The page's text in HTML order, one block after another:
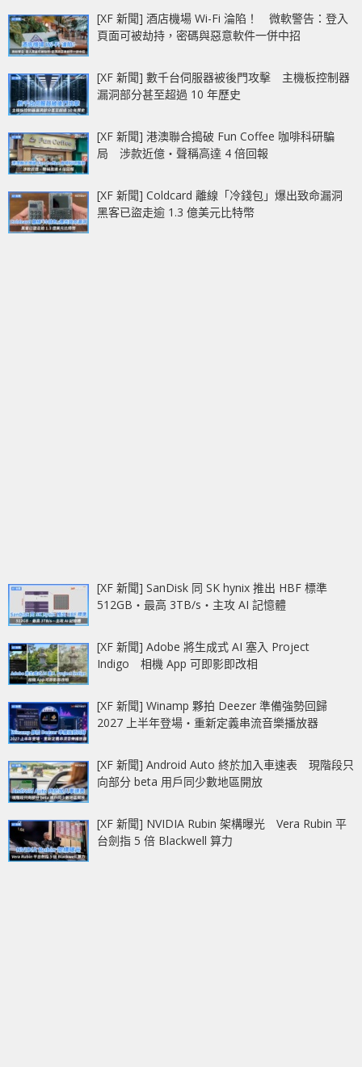
[XF 新聞] 酒店機場 Wi-Fi 淪陷！ 微軟警告：登入
頁面可被劫持，密碼與惡意軟件一併中招
[XF 新聞] 數千台伺服器被後門攻擊 主機板控制器
漏洞部分甚至超過 10 年歷史
[XF 新聞] 港澳聯合搗破 Fun Coffee 咖啡科研騙
局 涉款近億‧聲稱高達 4 倍回報
[XF 新聞] Coldcard 離線「冷錢包」爆出致命漏洞
黑客已盜走逾 1.3 億美元比特幣
[XF 新聞] SanDisk 同 SK hynix 推出 HBF 標準
512GB‧最高 3TB/s‧主攻 AI 記憶體
[XF 新聞] Adobe 將生成式 AI 塞入 Project
Indigo 相機 App 可即影即改相
[XF 新聞] Winamp 夥拍 Deezer 準備強勢回歸
2027 上半年登場‧重新定義串流音樂播放器
[XF 新聞] Android Auto 終於加入車速表 現階段只
向部分 beta 用戶同少數地區開放
[XF 新聞] NVIDIA Rubin 架構曝光 Vera Rubin 平
台劍指 5 倍 Blackwell 算力